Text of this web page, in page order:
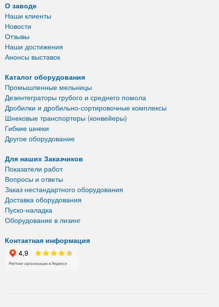
О заводе
Наши клиенты
Новости
Отзывы
Наши достижения
Анонсы выставок
Каталог оборудования
Промышленные мельницы
Дезинтеграторы грубого и среднего помола
Дробилки и дробильно-сортировочные комплексы
Шнековые транспортеры (конвейеры)
Гибкие шнеки
Другое оборудование
Для наших Заказчиков
Показатели работ
Вопросы и ответы
Заказ нестандартного оборудования
Доставка оборудования
Пуско-наладка
Оборудование в лизинг
Контактная информация